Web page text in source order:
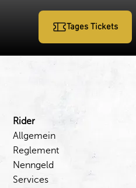
Tages Tickets
Rider
Allgemein
Reglement
Nenngeld
Services